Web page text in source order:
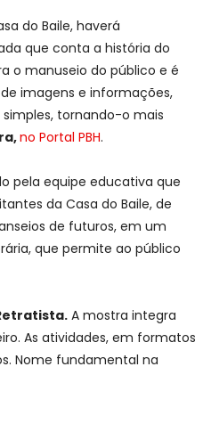
do Baile, haverá
que conta a história do
o manuseio do público e é
imagens e informações,
tornando-o mais
no Portal PBH.
pela equipe educativa que
da Casa do Baile, de
de futuros, em um
que permite ao público
A mostra integra
As atividades, em formatos
Nome fundamental na